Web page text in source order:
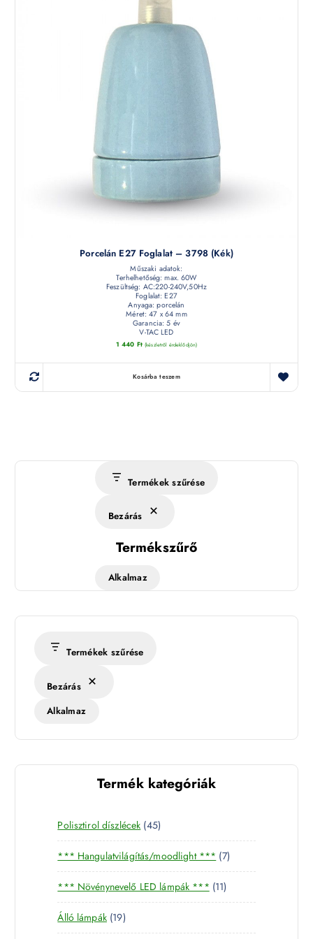
Porcelán E27 Foglalat – 3798 (kék)
Műszaki adatok:
Terhelhetőség: max. 60W
Feszültség: AC:220-240V,50Hz
Foglalat: E27
Anyaga: porcelán
Méret: 47 x 64 mm
Garancia: 5 év
V-TAC LED
1 440 Ft (készletről érdeklődjön)
Kosárba teszem
Termékek szűrése
Bezárás
Termékszűrő
Alkalmaz
Termékek szűrése
Bezárás
Alkalmaz
Termék kategóriák
Polisztirol díszlécek 454
5
t
e
r
m
*** Hangulatvilágítás/moodlight *** 77
t
r
é
*** Növénynevelő LED lámpák *** 111
1
e
Álló lámpák 191
9